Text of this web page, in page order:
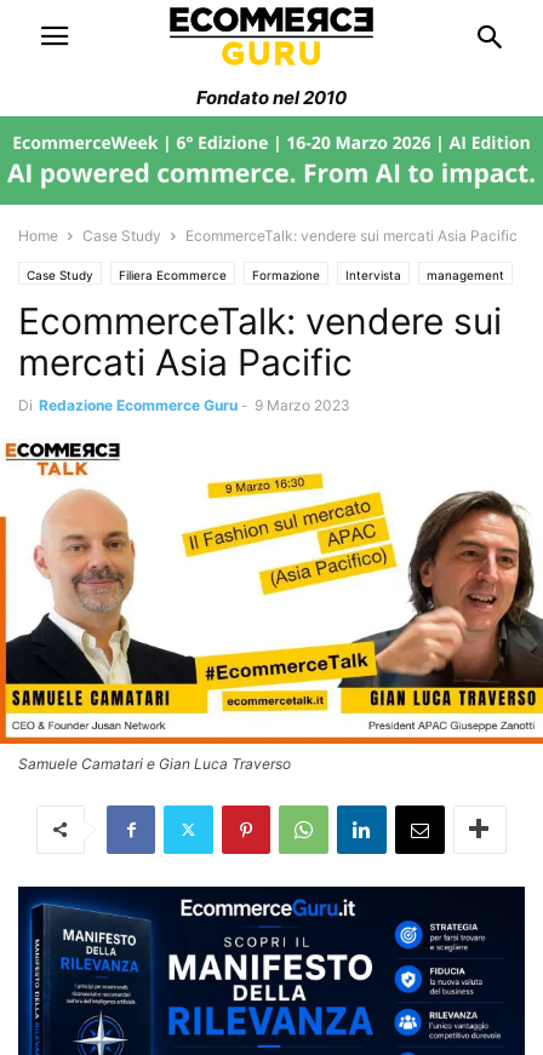
Fondato nel 2010
Home Case Study EcommerceTalk: vendere sui mercati Asia Pacific
Case Study Filiera Ecommerce Formazione Intervista management
News
EcommerceTalk: vendere sui
mercati Asia Pacific
Di Redazione Ecommerce Guru - 9 Marzo 2023
Samuele Camatari e Gian Luca Traverso